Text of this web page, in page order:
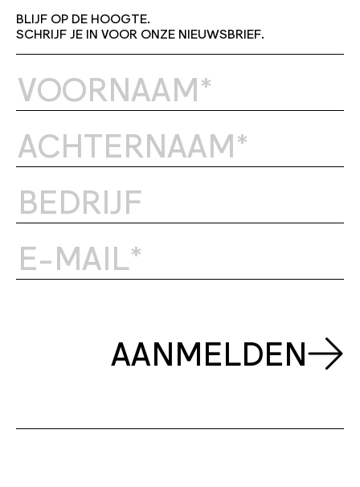
BLIJF OP DE HOOGTE.
SCHRIJF JE IN VOOR ONZE NIEUWSBRIEF.
AANMELDEN